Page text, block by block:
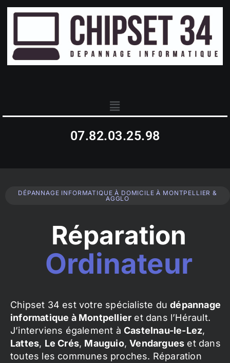
07.82.03.25.98
DÉPANNAGE INFORMATIQUE À DOMICILE À MONTPELLIER &
AGGLO
Réparation
Ordinateur
Chipset 34 est votre spécialiste dudépannage
informatique à Montpellier et dans l’Hérault.
J’interviens également à Castelnau-le-Lez,
Lattes, Le Crés, Mauguio,Vendargues et dans
toutes les communes proches. Réparation